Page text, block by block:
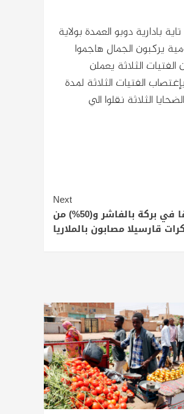
بادارية دوبو العمدة بولاية
يركبون الجمال هاجموا
وقع عندما كن الفتيات الثلاثة يعملن
الفتيات الثلاثة لمدة
الثلاثة نقلوا الي
Next
3) اطفال يموتون غرقا في بركة بالفاشر و(50%) من
قارسيلا مصابون بالملاريا